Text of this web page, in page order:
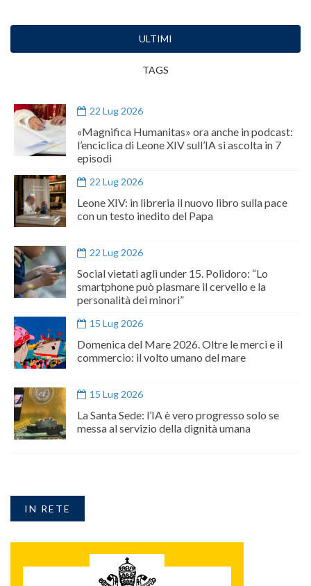
ULTIMI
TAGS
22 Lug 2026
«Magnifica Humanitas» ora anche in podcast:
l’enciclica di Leone XIV sull’IA si ascolta in 7
episodi
22 Lug 2026
Leone XIV: in libreria il nuovo libro sulla pace
con un testo inedito del Papa
22 Lug 2026
Social vietati agli under 15. Polidoro: “Lo
smartphone può plasmare il cervello e la
personalità dei minori”
15 Lug 2026
Domenica del Mare 2026. Oltre le merci e il
commercio: il volto umano del mare
15 Lug 2026
La Santa Sede: l’IA è vero progresso solo se
messa al servizio della dignità umana
IN RETE